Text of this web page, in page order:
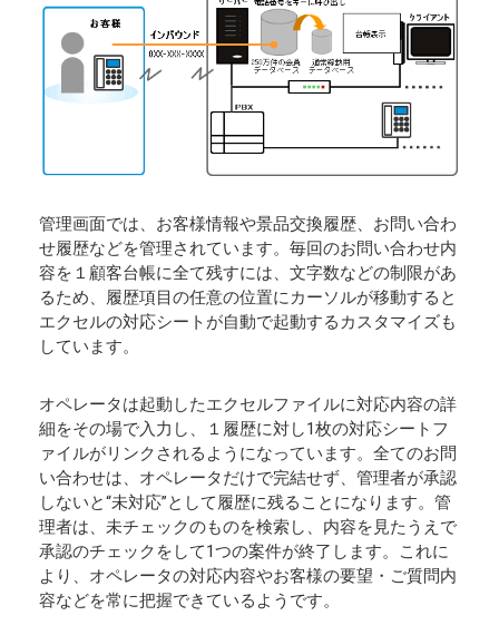
管理画面では、お客様情報や景品交換履歴、お問い合わ
せ履歴などを管理されています。毎回のお問い合わせ内
容を１顧客台帳に全て残すには、文字数などの制限があ
るため、履歴項目の任意の位置にカーソルが移動すると
エクセルの対応シートが自動で起動するカスタマイズも
しています。
オペレータは起動したエクセルファイルに対応内容の詳
細をその場で入力し、１履歴に対し1枚の対応シートフ
ァイルがリンクされるようになっています。全てのお問
い合わせは、オペレータだけで完結せず、管理者が承認
しないと“未対応”として履歴に残ることになります。管
理者は、未チェックのものを検索し、内容を見たうえで
承認のチェックをして1つの案件が終了します。これに
より、オペレータの対応内容やお客様の要望・ご質問内
容などを常に把握できているようです。